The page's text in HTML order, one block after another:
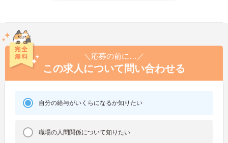
＼応募の前に…／
この求人について問い合わせる
自分の給与がいくらになるか知りたい
職場の人間関係について知りたい